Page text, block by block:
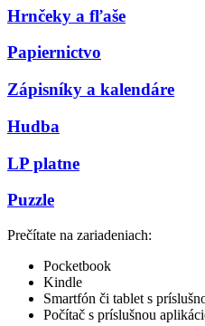
Hrnčeky a fľaše
Papiernictvo
Zápisníky a kalendáre
Hudba
LP platne
Puzzle
Prečítate na zariadeniach:
Pocketbook
Kindle
Smartfón či tablet s
Počítač s príslušnou